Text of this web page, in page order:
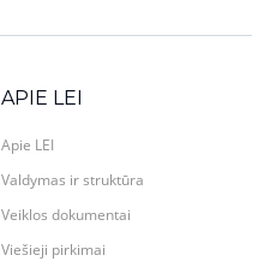
APIE LEI
Apie LEI
Valdymas ir struktūra
Veiklos dokumentai
Viešieji pirkimai